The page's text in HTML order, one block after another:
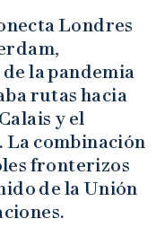
Londres
la pandemia
rutas hacia
y el
La combinación
fronterizos
de la Unión